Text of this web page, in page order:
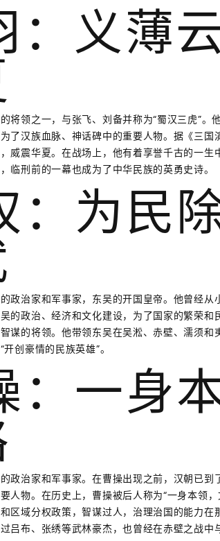
：义薄
将领之一，与张飞、刘备并称为“蜀汉三虎”。
了汉族血脉、神话碑中的重要人物。据《三
威震华夏。在战场上，他有着享誉千古的一
临刑前的一幕也成为了中华民族的英勇史诗。
：为民
政治家和军事家，东吴的开国皇帝。他曾经从
的政治、经济和文化建设，为了国家的繁荣
谋的将领。他带领东吴在吴淞、赤壁、濡须
创豪情的民族英雄”。
：一身
政治家和军事家。在曹操出现之前，汉朝已
人物。在历史上，曹操被后人称为“一身本领
区域分权政策，智谋过人，治理治国的能力
吕布、张绣等武林豪杰，也曾经在赤壁之战中